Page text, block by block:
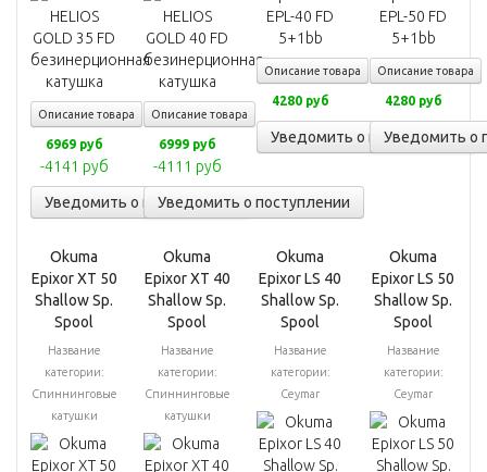
Описание товара
6969 руб
-4141 руб
Уведомить о поступлении
Описание товара
6999 руб
-4111 руб
Уведомить о поступлении
Описание товара
4280 руб
Уведомить о поступлении
Описание товара
4280 руб
Уведомить о
Okuma
Epixor XT 50
Shallow Sp.
Spool
Название
категории:
Спиннинговые
катушки
Okuma
Epixor XT 40
Shallow Sp.
Spool
Название
категории:
Спиннинговые
катушки
Okuma
Epixor LS 40
Shallow Sp.
Spool
Название
категории:
Ceymar
Okuma
Epixor LS 50
Shallow Sp.
Spool
Название
категории:
Ceymar